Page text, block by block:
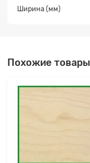
Ширина (мм)
Похожие товары